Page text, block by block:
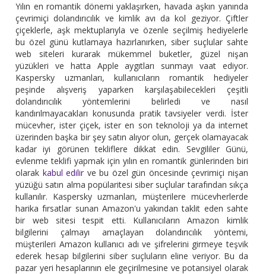
Yılın en romantik dönemi yaklaşırken, havada aşkın yanında
çevrimiçi dolandırıcılık ve kimlik avı da kol geziyor. Çiftler
çiçeklerle, aşk mektuplarıyla ve özenle seçilmiş hediyelerle
bu özel günü kutlamaya hazırlanırken, siber suçlular sahte
web siteleri kurarak mükemmel buketler, güzel nişan
yüzükleri ve hatta Apple aygıtları sunmayı vaat ediyor.
Kaspersky uzmanları, kullanıcıların romantik hediyeler
peşinde alışveriş yaparken karşılaşabilecekleri çeşitli
dolandırıcılık yöntemlerini belirledi ve nasıl
kandırılmayacakları konusunda pratik tavsiyeler verdi. İster
mücevher, ister çiçek, ister en son teknoloji ya da internet
üzerinden başka bir şey satın alıyor olun, gerçek olamayacak
kadar iyi görünen tekliflere dikkat edin. Sevgililer Günü,
evlenme teklifi yapmak için yılın en romantik günlerinden biri
olarak kabul edilir ve bu özel gün öncesinde çevrimiçi nişan
yüzüğü satın alma popülaritesi siber suçlular tarafından sıkça
kullanılır. Kaspersky uzmanları, müşterilere mücevherlerde
harika fırsatlar sunan Amazon'u yakından taklit eden sahte
bir web sitesi tespit etti. Kullanıcıların Amazon kimlik
bilgilerini çalmayı amaçlayan dolandırıcılık yöntemi,
müşterileri Amazon kullanıcı adı ve şifrelerini girmeye teşvik
ederek hesap bilgilerini siber suçluların eline veriyor. Bu da
pazar yeri hesaplarının ele geçirilmesine ve potansiyel olarak